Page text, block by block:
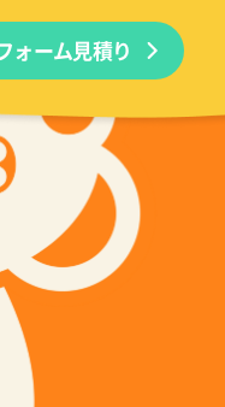
ゴミ回収 ゴミ屋敷
ォーム見積り